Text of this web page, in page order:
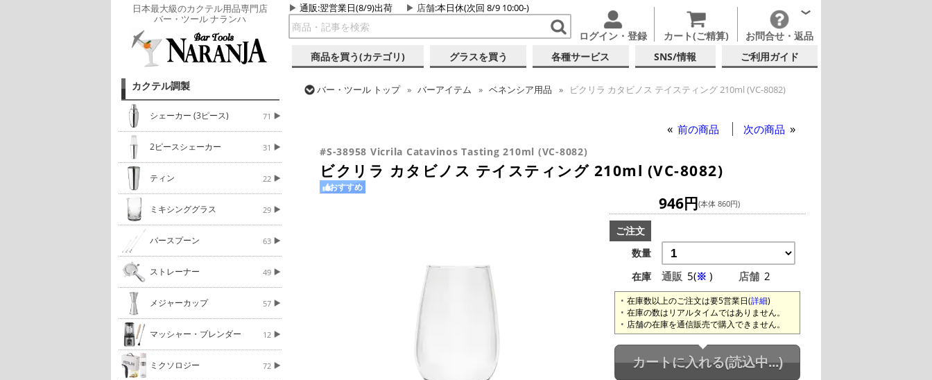
日本最大級のカクテル用品専門店
バー・ツール ナランハ
通販:翌営業日(8/9)出荷 店舗:本日休(次回 8/9 10:00-)
ログイン・登録 カート(ご精算) お問合せ・返品
商品を買う(カテゴリ) グラスを買う 各種サービス SNS/情報 ご利用ガイド
カクテル調製
シェーカー (3ピース) 71
2ピースシェーカー 31
ティン 22
ミキシンググラス 29
バースプーン 63
ストレーナー 49
メジャーカップ 57
マッシャー・ブレンダー 12
ミクソロジー 72
バー・ツール トップ バーアイテム ベネンシア用品
ビクリラ カタビノス テイスティング 210ml (VC-8082)
前の商品 次の商品
#S-38958 Vicrila Catavinos Tasting 210ml (VC-8082)
ビクリラ カタビノス テイスティング 210ml (VC-8082)
おすすめ
946円(本体 860円)
ご注文
数量
在庫
通販 5(※ ) 店舗 2
在庫数以上のご注文は要5営業日(詳細)
在庫の数はリアルタイムではありません。
店舗の在庫を通信販売で購入できません。
カートに入れる(読込中...)